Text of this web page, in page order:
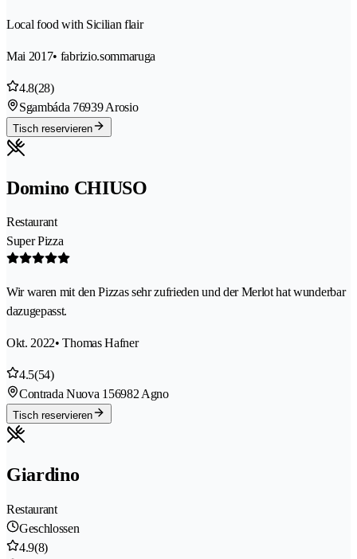
Local food with Sicilian flair
Mai 2017• fabrizio.sommaruga
4.8(28)
Sgambáda 76939 Arosio
Tisch reservieren
Domino CHIUSO
Restaurant
Super Pizza
Wir waren mit den Pizzas sehr zufrieden und der Merlot hat wunderbar
dazugepasst.
Okt. 2022• Thomas Hafner
4.5(54)
Contrada Nuova 156982 Agno
Tisch reservieren
Giardino
Restaurant
Geschlossen
4.9(8)